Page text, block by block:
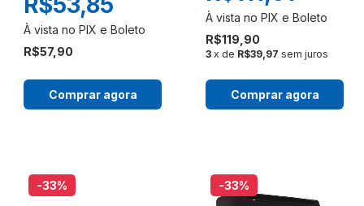
R$57,90
Comprar agora
R$119,90
3 x de R$39,97 sem juros
Comprar agora
-33% -33%